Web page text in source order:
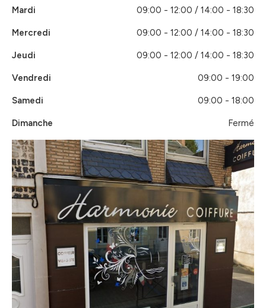
Mardi 09:00 - 12:00 / 14:00 - 18:30
Mercredi 09:00 - 12:00 / 14:00 - 18:30
Jeudi 09:00 - 12:00 / 14:00 - 18:30
Vendredi 09:00 - 19:00
Samedi 09:00 - 18:00
Dimanche Fermé